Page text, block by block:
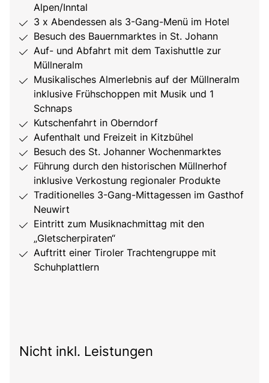
Alpen/Inntal
3 x Abendessen als 3-Gang-Menü im Hotel
Besuch des Bauernmarktes in St. Johann
Auf- und Abfahrt mit dem Taxishuttle zur
Müllneralm
Musikalisches Almerlebnis auf der Müllneralm
inklusive Frühschoppen mit Musik und 1
Schnaps
Kutschenfahrt in Oberndorf
Aufenthalt und Freizeit in Kitzbühel
Besuch des St. Johanner Wochenmarktes
Führung durch den historischen Müllnerhof
inklusive Verkostung regionaler Produkte
Traditionelles 3-Gang-Mittagessen im Gasthof
Neuwirt
Eintritt zum Musiknachmittag mit den
„Gletscherpiraten“
Auftritt einer Tiroler Trachtengruppe mit
Schuhplattlern
Nicht inkl. Leistungen